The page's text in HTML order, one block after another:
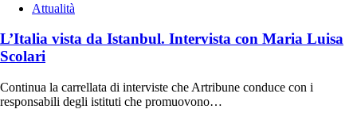
Attualità
L’Italia vista da Istanbul. Intervista con Maria Luisa
Scolari
Continua la carrellata di interviste che Artribune conduce con i
responsabili degli istituti che promuovono…